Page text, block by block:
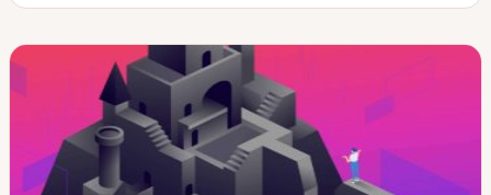
a
a
d
e
u
a
i
o
d
a
t
i
g